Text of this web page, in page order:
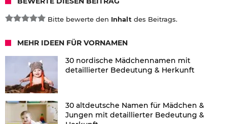
Bitte bewerte den Inhalt des Beitrags.
MEHR IDEEN FÜR VORNAMEN
30 nordische Mädchennamen mit
detaillierter Bedeutung & Herkunft
30 altdeutsche Namen für Mädchen &
Jungen mit detaillierter Bedeutung &